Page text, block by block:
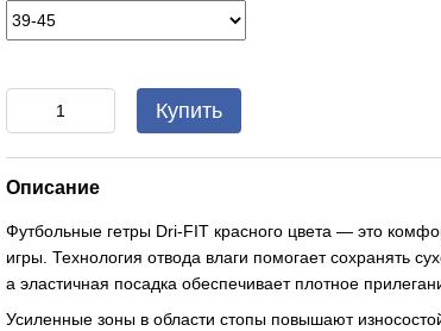
Купить
Описание
Футбольные гетры Dri-FIT красного цвета — это
игры. Технология отвода влаги помогает сохранять
а эластичная посадка обеспечивает плотное
Усиленные зоны в области стопы повышают